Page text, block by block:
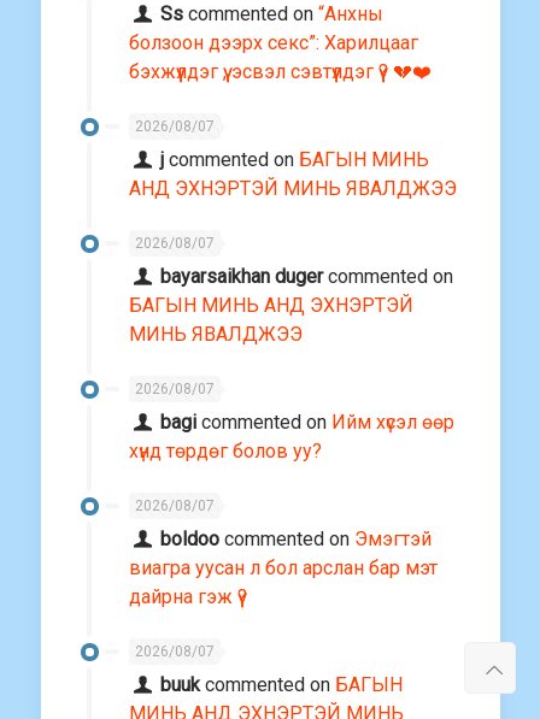
Ss commented on“Анхны
болзоон дээрх секс”: Харилцааг
бэхжүүлдэг үү, эсвэл сэвтүүлдэг үү? 💔❤️
2026/08/07
j commented on БАГЫН МИНЬ
АНД ЭХНЭРТЭЙ МИНЬ ЯВАЛДЖЭЭ
2026/08/07
bayarsaikhan dugercommented on
БАГЫН МИНЬ АНД ЭХНЭРТЭЙ
МИНЬ ЯВАЛДЖЭЭ
2026/08/07
bagi commented on Ийм хүсэл өөр
хүнд төрдөг болов уу?
2026/08/07
boldoo commented on Эмэгтэй
виагра уусан л бол арслан бар мэт
дайрна гэж үү?
2026/08/07
buukcommented on БАГЫН
МИНЬ АНД ЭХНЭРТЭЙ МИНЬ